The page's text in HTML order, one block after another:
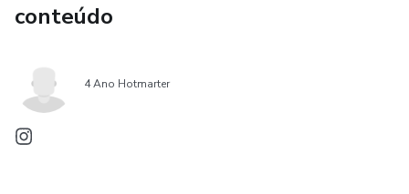
conteúdo
4 Ano Hotmarter